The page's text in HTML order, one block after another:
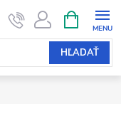
HĽADAŤ
KOŠÍK